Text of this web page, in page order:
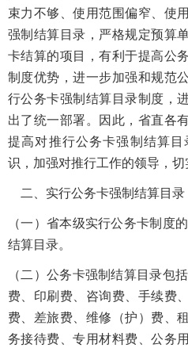
束力不够、使用范围偏窄、使
强制结算目录，严格规定预算
卡结算的项目，有利于提高公
制度优势，进一步加强和规范
行公务卡强制结算目录制度，
出了统一部署。因此，省直各
提高对推行公务卡强制结算
识，加强对推行工作的领导，切
二、实行公务卡强制结算目
（一）省本级实行公务卡制度
结算目录。
（二）公务卡强制结算目录包
费、印刷费、咨询费、手续费
费、差旅费、维修（护）费、
务接待费、专用材料费、公务